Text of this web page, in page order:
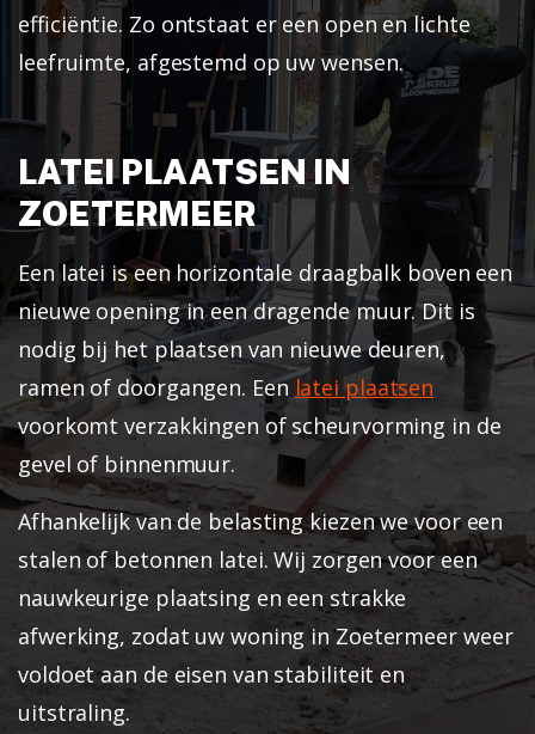
efficiëntie. Zo ontstaat er een open en lichte
leefruimte, afgestemd op uw wensen.
LATEI PLAATSEN IN
ZOETERMEER
Een latei is een horizontale draagbalk boven een
nieuwe opening in een dragende muur. Dit is
nodig bij het plaatsen van nieuwe deuren,
ramen of doorgangen. Eenlatei plaatsen
voorkomt verzakkingen of scheurvorming in de
gevel of binnenmuur.
Afhankelijk van de belasting kiezen we voor een
stalen of betonnen latei. Wij zorgen voor een
nauwkeurige plaatsing en een strakke
afwerking, zodat uw woning in Zoetermeer weer
voldoet aan de eisen van stabiliteit en
uitstraling.